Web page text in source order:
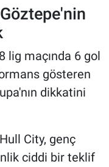
lig maçında 6 gol
gösteren
dikkatini
City, genç
ciddi bir teklif